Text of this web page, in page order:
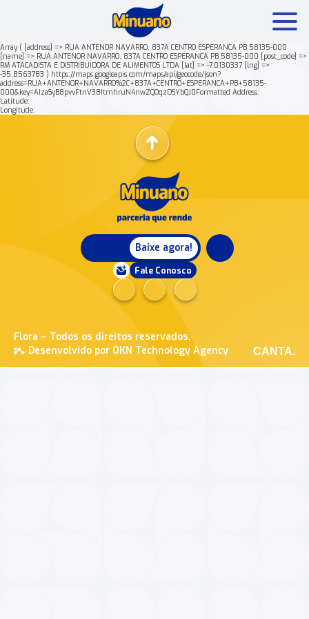
Array ( [address] => RUA ANTENOR NAVARRO, 837A CENTRO ESPERANCA PB 58135-000
[name] => RUA ANTENOR NAVARRO, 837A CENTRO ESPERANCA PB 58135-000 [post_code] =>
RM ATACADISTA E DISTRIBUIDORA DE ALIMENTOS LTDA [lat] => -7.0130337 [lng] =>
-35.8563783 ) https://maps.googleapis.com/maps/api/geocode/json?
address=RUA+ANTENOR+NAVARRO%2C+837A+CENTRO+ESPERANCA+PB+58135-
000&key=AIzaSyB8pvvFtnV38ItmhruN4nwZQOqzDSYbQJ0Formatted Address:
Latitude:
Longitude:
Baixe agora!
Fale Conosco
Flora – Todos os direitos reservados.
Desenvolvido por OKN Technology Agency
CANTA.
Mais buscados: Produtos Minuano Rende +
Nossa história